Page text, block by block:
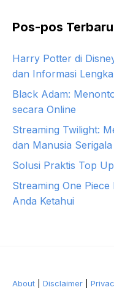
Pos-pos Terbaru
Harry Potter di
dan Informasi
Black Adam:
secara Online
Streaming Twilight:
dan Manusia Serigala
Solusi Praktis Top
Streaming One
Anda Ketahui
About Disclaimer